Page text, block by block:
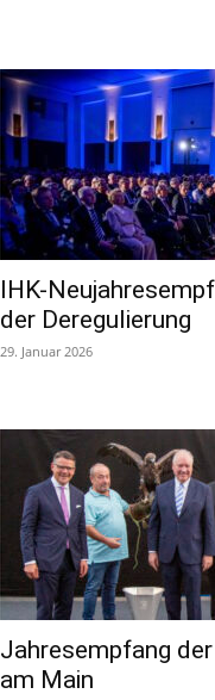
IHK-
der Deregulierung
29. Januar 2026
Jahresempfang
am Main